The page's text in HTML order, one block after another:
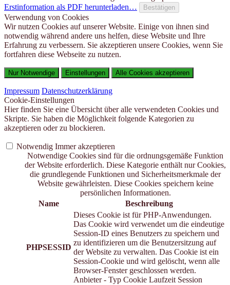
Erstinformation als PDF herunterladen…
Bestätigen
Verwendung von Cookies
Wir nutzen Cookies auf unserer Website. Einige von ihnen sind
notwendig während andere uns helfen, diese Website und Ihre
Erfahrung zu verbessern. Sie akzeptieren unsere Cookies, wenn Sie
fortfahren diese Webseite zu nutzen.
Nur Notwendige Einstellungen Alle Cookies akzeptieren
Impressum Datenschutzerklärung
Cookie-Einstellungen
Hier finden Sie eine Übersicht über alle verwendeten Cookies und
Skripte. Sie haben die Möglichkeit folgende Kategorien zu
akzeptieren oder zu blockieren.
Notwendig Immer akzeptieren
Notwendige Cookies sind für die ordnungsgemäße Funktion
der Website erforderlich. Diese Kategorie enthält nur Cookies,
die grundlegende Funktionen und Sicherheitsmerkmale der
Website gewährleisten. Diese Cookies speichern keine
persönlichen Informationen.
Name
Beschreibung
PHPSESSID
Dieses Cookie ist für PHP-Anwendungen.
Das Cookie wird verwendet um die eindeutige
Session-ID eines Benutzers zu speichern und
zu identifizieren um die Benutzersitzung auf
der Website zu verwalten. Das Cookie ist ein
Session-Cookie und wird gelöscht, wenn alle
Browser-Fenster geschlossen werden.
Anbieter - Typ Cookie Laufzeit Session